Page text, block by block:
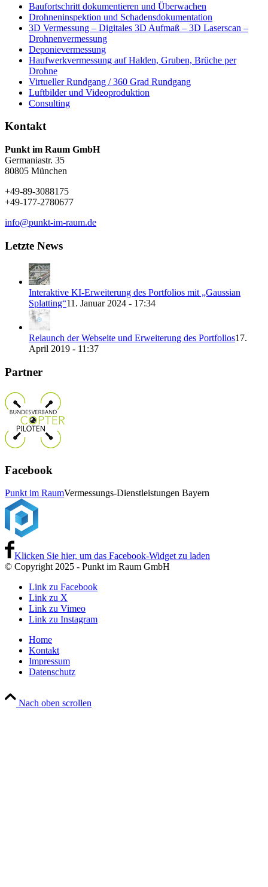
Baufortschritt dokumentieren und Überwachen
Drohneninspektion und Schadensdokumentation
3D Vermessung – Digitales 3D Aufmaß – 3D Laserscan –
Drohnenvermessung
Deponievermessung
Haufwerkvermessung auf Halden, Gruben, Brüche per
Drohne
Virtueller Rundgang / 360 Grad Rundgang
Luftbilder und Videoproduktion
Consulting
Kontakt
Punkt im Raum GmbH
Germaniastr. 35
80805 München
+49-89-3088175
+49-177-2780677
info@punkt-im-raum.de
Letzte News
Interaktive KI-Erweiterung des Portfolios mit „Gaussian
Splatting“11. Januar 2024 - 17:34
Relaunch der Webseite und Erweiterung des Portfolios17.
April 2019 - 11:37
Partner
Facebook
Punkt im RaumVermessungs-Dienstleistungen Bayern
Klicken Sie hier, um das Facebook-Widget zu laden
© Copyright 2025 - Punkt im Raum GmbH
Link zu Facebook
Link zu X
Link zu Vimeo
Link zu Instagram
Home
Kontakt
Impressum
Datenschutz
Nach oben scrollen